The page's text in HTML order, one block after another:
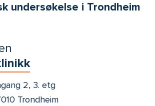
undersøkelse i Trondheim
2, 3. etg
Trondheim